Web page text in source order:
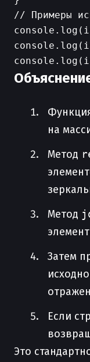
// Примеры
на
Метод
Метод
Затем
Если
Это